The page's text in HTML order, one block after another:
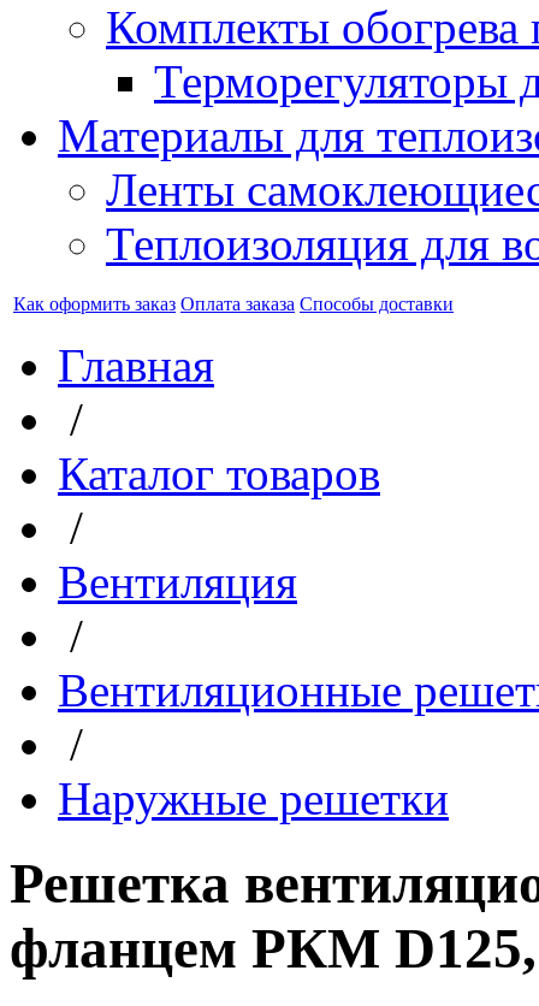
Комплекты обогрева
Терморегуляторы
Материалы для
Ленты
Теплоизоляция для
Как оформить заказ Оплата заказа Способы доставки
Главная
/
Каталог товаров
/
Вентиляция
/
Вентиляционные
/
Наружные решетки
Решетка
фланцем РКМ